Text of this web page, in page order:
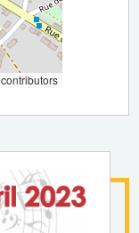
contributors